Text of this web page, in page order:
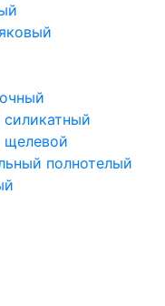
щелевой
полнотелый